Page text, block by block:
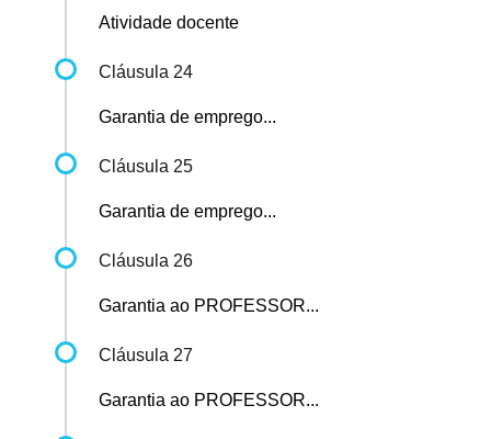
Atividade docente
Cláusula 24
Garantia de emprego...
Cláusula 25
Garantia de emprego...
Cláusula 26
Garantia ao PROFESSOR...
Cláusula 27
Garantia ao PROFESSOR...